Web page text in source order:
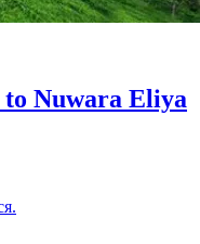
Nuwara Eliya